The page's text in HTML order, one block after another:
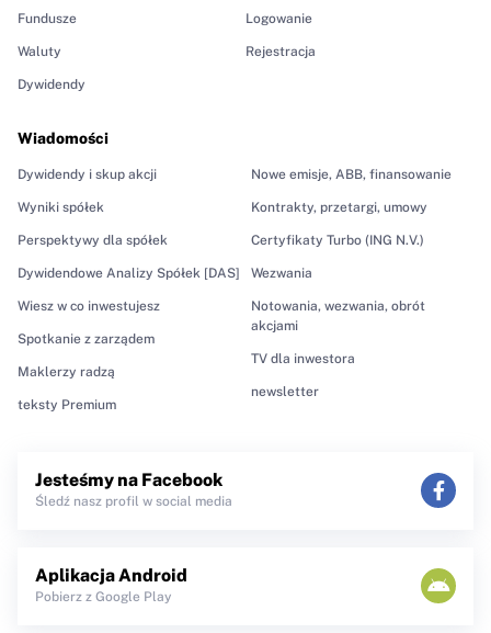
Fundusze
Waluty
Dywidendy
Wiadomości
Dywidendy i skup akcji
Wyniki spółek
Perspektywy dla spółek
Dywidendowe Analizy Spółek [DAS]
Wiesz w co inwestujesz
Spotkanie z zarządem
Maklerzy radzą
teksty Premium
Nowe emisje, ABB, finansowanie
Kontrakty, przetargi, umowy
Certyfikaty Turbo (ING N.V.)
Wezwania
Notowania, wezwania, obrót
akcjami
TV dla inwestora
newsletter
Logowanie
Rejestracja
Jesteśmy na Facebook
Śledź nasz profil w social media
Aplikacja Android
Pobierz z Google Play